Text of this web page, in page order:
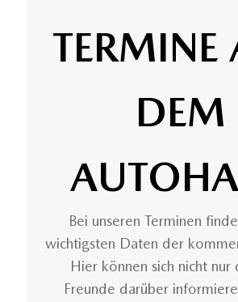
TERMINE
DEM
Bei unseren Terminen
wichtigsten Daten der
Hier können sich nicht
Freunde darüber